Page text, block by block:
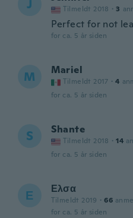
J Tilmeldt 2018 · 3
Perfect for not
for ca. 5 år siden
M Mariel
Tilmeldt 2017 · 4
for ca. 5 år siden
S Shante
Tilmeldt 2018 · 14
for ca. 5 år siden
Ε Ελσα
Tilmeldt 2019 · 66
for ca. 5 år siden